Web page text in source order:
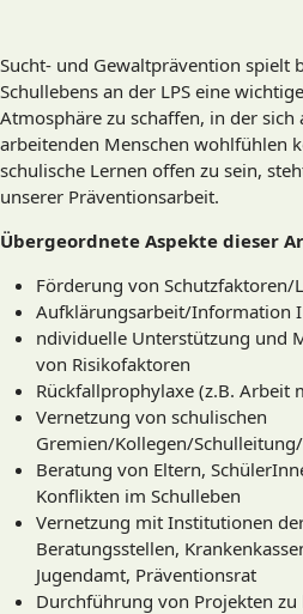
Sucht- und Gewaltprävention spielt
Schullebens an der LPS eine
Atmosphäre zu schaffen, in der sich
arbeitenden Menschen wohlfühlen
schulische Lernen offen zu sein,
unserer Präventionsarbeit.
Übergeordnete Aspekte dieser
Förderung von Schutzfaktoren/
Aufklärungsarbeit/Information I
ndividuelle Unterstützung und
von Risikofaktoren
Rückfallprophylaxe (z.B. Arbeit
Vernetzung von schulischen
Gremien/Kollegen/
Beratung von Eltern,
Konflikten im Schulleben
Vernetzung mit Institutionen
Beratungsstellen,
Jugendamt, Präventionsrat
Durchführung von Projekten zu